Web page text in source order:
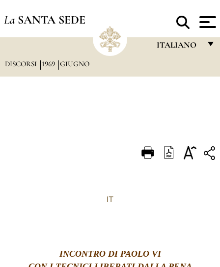
La SANTA SEDE
ITALIANO
DEUTSCH
DISCORSI 1969 GIUGNO
IT
INCONTRO DI PAOLO VI